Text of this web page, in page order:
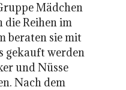
Mädchen
die Reihen im
beraten sie mit
gekauft werden
und Nüsse
Nach dem